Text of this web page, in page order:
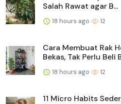
Salah Rawat agar B...
18 hours ago 12
Cara Membuat Rak
Bekas, Tak Perlu Beli
18 hours ago 12
11 Micro Habits